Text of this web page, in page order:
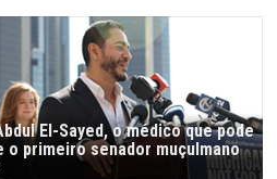
El-Sayed, o médico que pode
o primeiro senador muçulmano